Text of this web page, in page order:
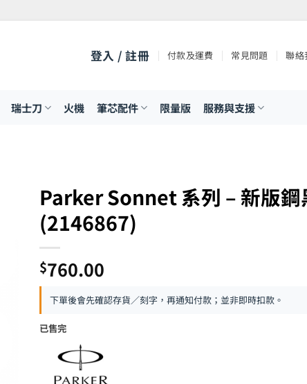
登入 / 註冊 付款及運費 常見問題 聯絡
瑞士刀 火機 筆芯配件 限量版 服務與支援
Parker Sonnet 系列 – 新版鋼
(2146867)
$760.00
下單後會先確認存貨／刻字，再通知付款；並非即時扣款。
已售完